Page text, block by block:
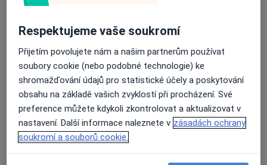
Chirurgická konzultace
Endodontické konzultace
Detaily
Implantologická konzultace
Detaily
Kvalifikace na operační zákrok
Respektujeme vaše soukromí
Přijetím povolujete nám a našim partnerům používat
soubory cookie (nebo podobné technologie) ke
shromažďování údajů pro statistické účely a poskytování
obsahu na základě vašich zvyklostí při procházení. Své
preference můžete kdykoli zkontrolovat a aktualizovat v
nastavení. Další informace naleznete v zásadách ochrany
soukromí a souborů cookie.